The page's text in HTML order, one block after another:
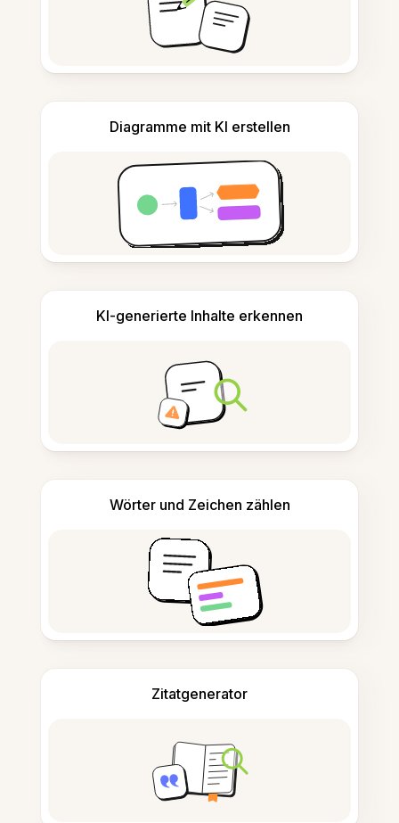
Diagramme mit KI erstellen
KI-generierte Inhalte erkennen
Wörter und Zeichen zählen
Zitatgenerator